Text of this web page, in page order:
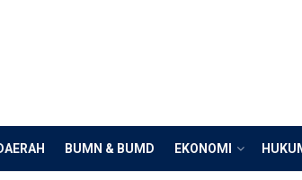
BUMN & BUMD EKONOMI